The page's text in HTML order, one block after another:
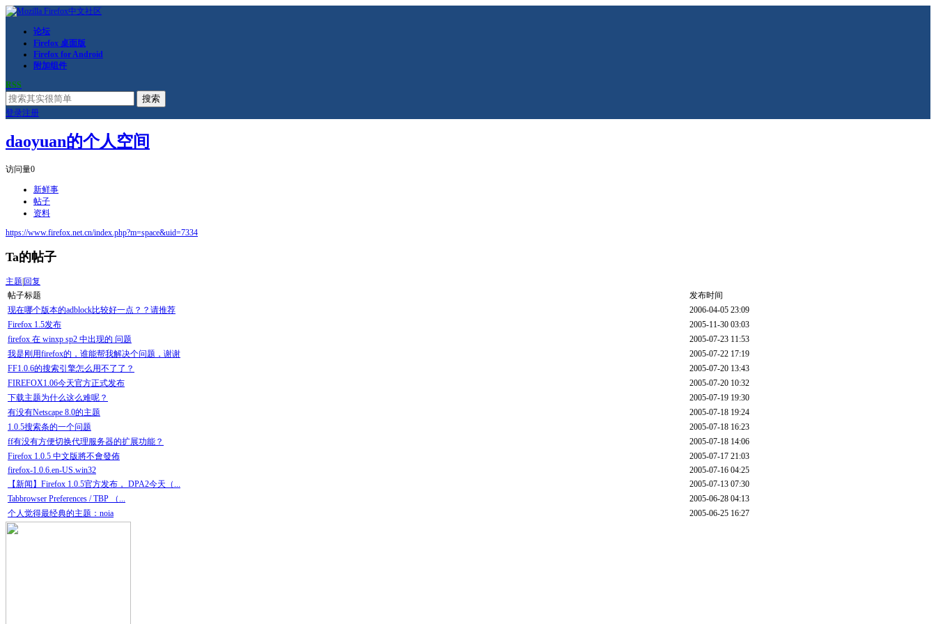
论坛
Firefox 桌面版
Firefox for Android
附加组件
RSS
搜索
登录注册
daoyuan的个人空间
访问量0
新鲜事
帖子
资料
https://www.firefox.net.cn/index.php?m=space&uid=7334
Ta的帖子
主题 回复
帖子标题
发布时间
现在哪个版本的adblock比较好一点？？请推荐
2006-04-05 23:09
Firefox 1.5发布
2005-11-30 03:03
firefox 在 winxp sp2 中出现的 问题
2005-07-23 11:53
我是刚用firefox的，谁能帮我解决个问题，谢谢
2005-07-22 17:19
FF1.0.6的搜索引擎怎么用不了了？
2005-07-20 13:43
FIREFOX1.06今天官方正式发布
2005-07-20 10:32
下载主题为什么这么难呢？
2005-07-19 19:30
有没有Netscape 8.0的主题
2005-07-18 19:24
1.0.5搜索条的一个问题
2005-07-18 16:23
ff有没有方便切换代理服务器的扩展功能？
2005-07-18 14:06
Firefox 1.0.5 中文版將不會發佈
2005-07-17 21:03
firefox-1.0.6.en-US.win32
2005-07-16 04:25
【新闻】Firefox 1.0.5官方发布， DPA2今天（...
2005-07-13 07:30
Tabbrowser Preferences / TBP （...
2005-06-28 04:13
个人觉得最经典的主题：noia
2005-06-25 16:27